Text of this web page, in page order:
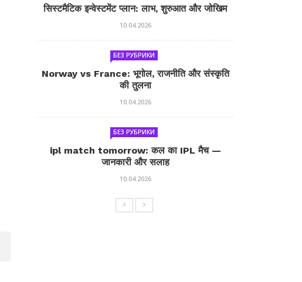
सिस्टमैटिक इन्वेस्टमेंट प्लान: लाभ, शुरुआत और जोखिम
10.04.2026
БЕЗ РУБРИКИ
Norway vs France: भूगोल, राजनीति और संस्कृति
की तुलना
10.04.2026
БЕЗ РУБРИКИ
ipl match tomorrow: कल का IPL मैच —
जानकारी और सलाह
10.04.2026